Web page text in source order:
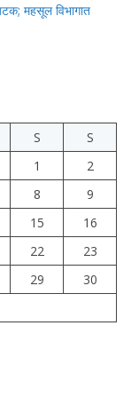
महसूल विभागात
S
S
1
2
8
9
15
16
22
23
29
30